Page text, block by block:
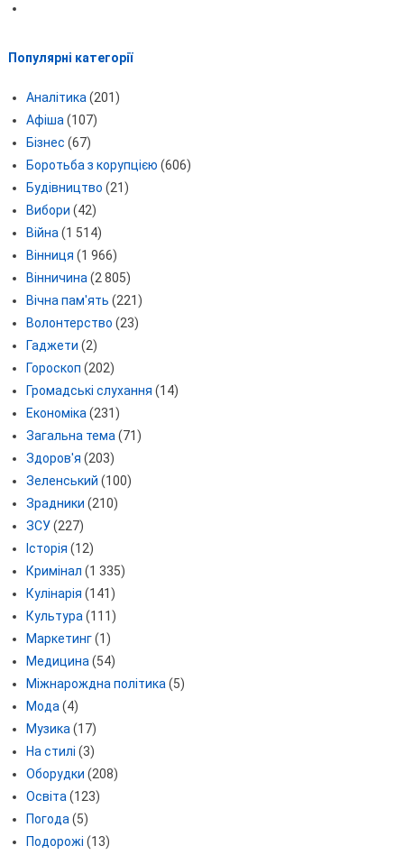
Популярні категорії
Аналітика (201)
Афіша (107)
Бізнес (67)
Боротьба з корупцією (606)
Будівництво (21)
Вибори (42)
Війна (1 514)
Вінниця (1 966)
Вінничина (2 805)
Вічна пам'ять (221)
Волонтерство (23)
Гаджети (2)
Гороскоп (202)
Громадські слухання (14)
Економіка (231)
Загальна тема (71)
Здоров'я (203)
Зеленський (100)
Зрадники (210)
ЗСУ(227)
Історія (12)
Кримінал (1 335)
Кулінарія (141)
Культура (111)
Маркетинг(1)
Медицина (54)
Міжнарождна політика (5)
Мода (4)
Музика (17)
На стилі (3)
Оборудки (208)
Освіта (123)
Погода (5)
Подорожі (13)